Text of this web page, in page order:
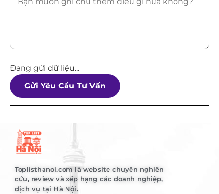
Đang gửi dữ liệu...
Gửi Yêu Cầu Tư Vấn
Toplisthanoi.com là website chuyên nghiên
cứu, review và xếp hạng các doanh nghiệp,
dịch vụ tại Hà Nội.